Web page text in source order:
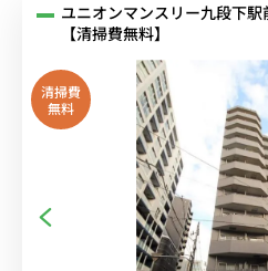
ユニオンマンスリー九段下
【清掃費無料】
清掃費
無料